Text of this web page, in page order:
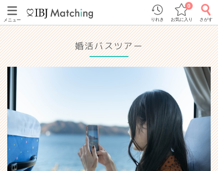
メニュー りれき お気に入り
0
さがす
婚活バスツアー